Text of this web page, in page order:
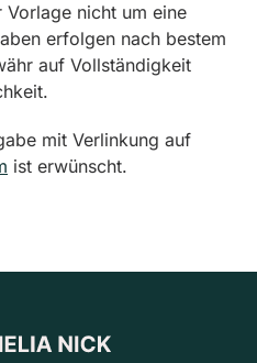
Vorlage nicht um eine
erfolgen nach bestem
auf Vollständigkeit
mit Verlinkung auf
ist erwünscht.